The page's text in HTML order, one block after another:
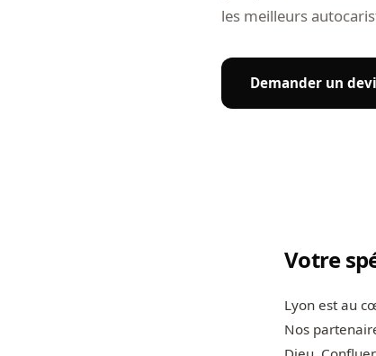
les meilleurs
Demander un
Votre
Lyon est au
Nos